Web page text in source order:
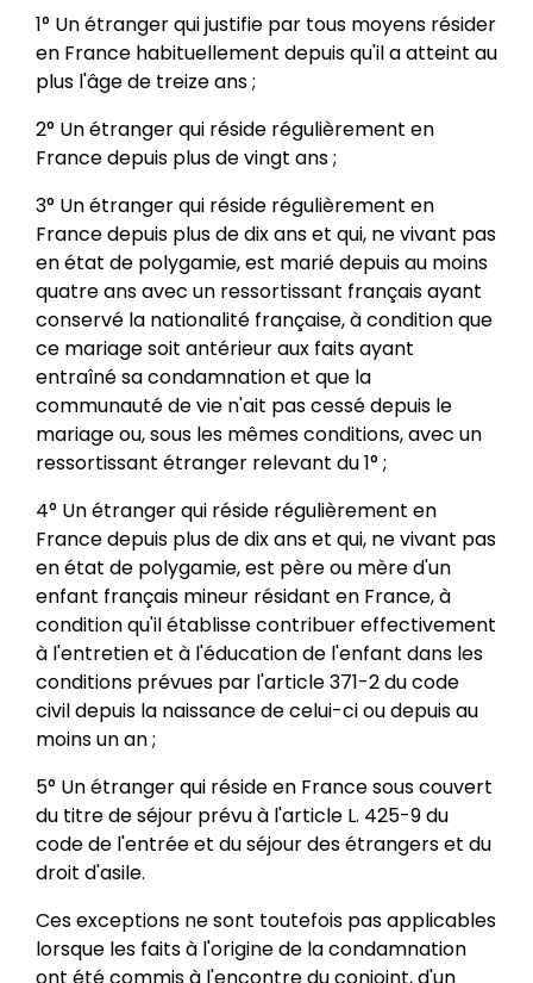
1° Un étranger qui justifie par tous moyens résider
en France habituellement depuis qu'il a atteint au
plus l'âge de treize ans ;
2° Un étranger qui réside régulièrement en
France depuis plus de vingt ans ;
3° Un étranger qui réside régulièrement en
France depuis plus de dix ans et qui, ne vivant pas
en état de polygamie, est marié depuis au moins
quatre ans avec un ressortissant français ayant
conservé la nationalité française, à condition que
ce mariage soit antérieur aux faits ayant
entraîné sa condamnation et que la
communauté de vie n'ait pas cessé depuis le
mariage ou, sous les mêmes conditions, avec un
ressortissant étranger relevant du 1° ;
4° Un étranger qui réside régulièrement en
France depuis plus de dix ans et qui, ne vivant pas
en état de polygamie, est père ou mère d'un
enfant français mineur résidant en France, à
condition qu'il établisse contribuer effectivement
à l'entretien et à l'éducation de l'enfant dans les
conditions prévues par l'article 371-2 du code
civil depuis la naissance de celui-ci ou depuis au
moins un an ;
5° Un étranger qui réside en France sous couvert
du titre de séjour prévu à l'article L. 425-9 du
code de l'entrée et du séjour des étrangers et du
droit d'asile.
Ces exceptions ne sont toutefois pas applicables
lorsque les faits à l'origine de la condamnation
ont été commis à l'encontre du conjoint, d'un